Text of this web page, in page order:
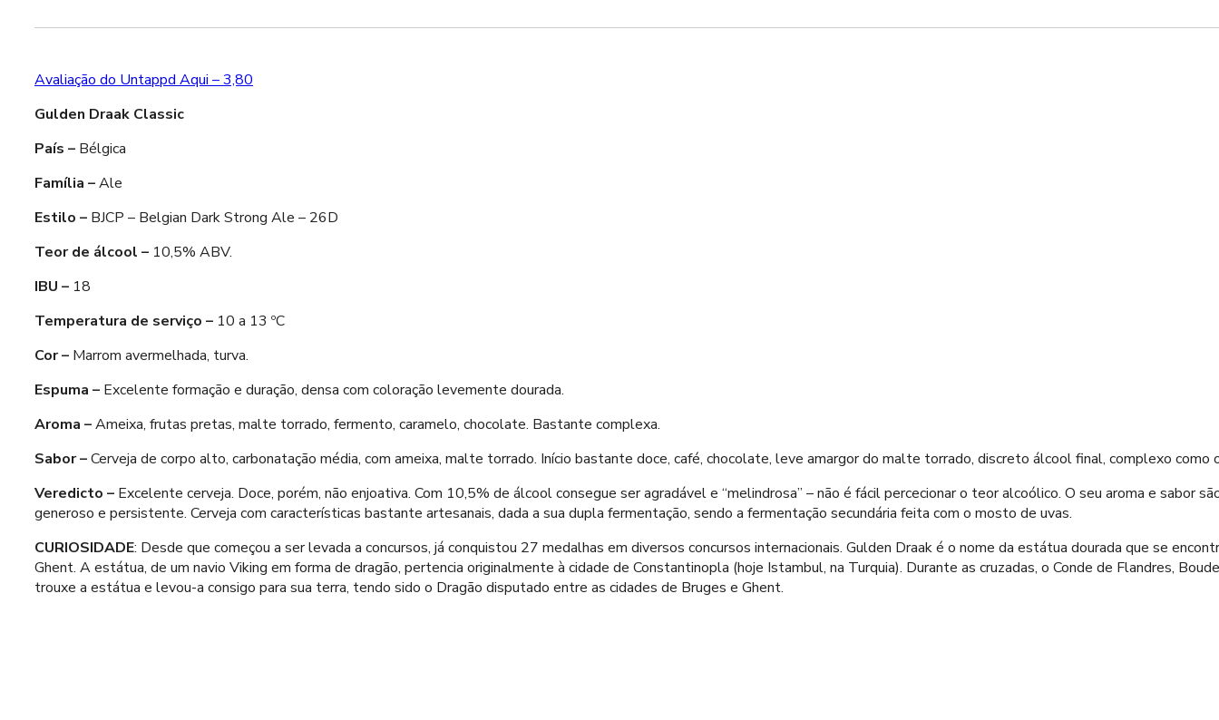
Avaliação do Untappd Aqui – 3,80
Gulden Draak Classic
País – Bélgica
Família –Ale
Estilo – BJCP – Belgian Dark Strong Ale – 26D
Teor de álcool – 10,5% ABV.
IBU – 18
Temperatura de serviço – 10 a 13 ºC
Cor – Marrom avermelhada, turva.
Espuma – Excelente formação e duração, densa com coloração levemente dourada.
Aroma –Ameixa, frutas pretas, malte torrado, fermento, caramelo, chocolate. Bastante complexa.
Sabor –Cerveja de corpo alto, carbonatação média, com ameixa, malte torrado. Início bastante doce, café, chocolate, leve amargor do malte torrado, discreto álcool final, complexo como
Veredicto – Excelente cerveja. Doce, porém, não enjoativa. Com 10,5% de álcool consegue ser agradável e “melindrosa” – não é fácil percecionar o teor alcoólico. O seu aroma e sabor
generoso e persistente. Cerveja com características bastante artesanais, dada a sua dupla fermentação, sendo a fermentação secundária feita com o mosto de uvas.
CURIOSIDADE: Desde que começou a ser levada a concursos, já conquistou 27 medalhas em diversos concursos internacionais. Gulden Draak é o nome da estátua dourada que se
Ghent. A estátua, de um navio Viking em forma de dragão, pertencia originalmente à cidade de Constantinopla (hoje Istambul, na Turquia). Durante as cruzadas, o Conde de Flandres,
trouxe a estátua e levou-a consigo para sua terra, tendo sido o Dragão disputado entre as cidades de Bruges e Ghent.